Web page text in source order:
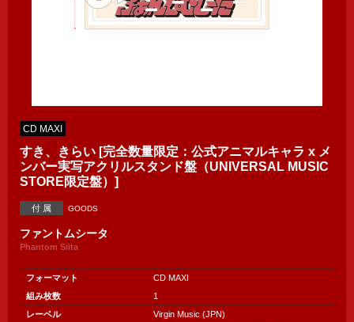
CD MAXI
すき、きらい [完全数量限定：公式アニマルキャラ x メ
ンバー実写アクリルスタンド盤（UNIVERSAL MUSIC
STORE限定盤）]
付 属 GOODS
ファントムシータ
Phantom Siita
フォーマット
CD MAXI
組み枚数
1
レーベル
Virgin Music (JPN)